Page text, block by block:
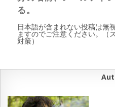
る。
日本語が含まれない投稿は無
ますのでご注意ください。（
対策）